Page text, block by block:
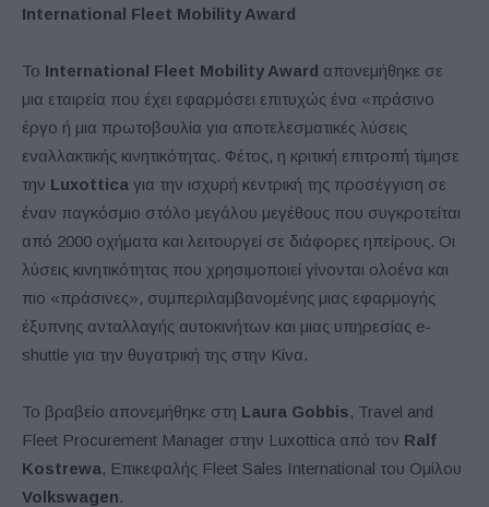
International Fleet Mobility Award
Το International Fleet Mobility Award απονεμήθηκε σε
μια εταιρεία που έχει εφαρμόσει επιτυχώς ένα «πράσινο
έργο ή μια πρωτοβουλία για αποτελεσματικές λύσεις
εναλλακτικής κινητικότητας. Φέτος, η κριτική επιτροπή τίμησε
την Luxottica για την ισχυρή κεντρική της προσέγγιση σε
έναν παγκόσμιο στόλο μεγάλου μεγέθους που συγκροτείται
από 2000 οχήματα και λειτουργεί σε διάφορες ηπείρους. Οι
λύσεις κινητικότητας που χρησιμοποιεί γίνονται ολοένα και
πιο «πράσινες», συμπεριλαμβανομένης μιας εφαρμογής
έξυπνης ανταλλαγής αυτοκινήτων και μιας υπηρεσίας e-
shuttle για την θυγατρική της στην Κίνα.
Το βραβείο απονεμήθηκε στη Laura Gobbis, Travel and
Fleet Procurement Manager στην Luxottica από τον Ralf
Kostrewa, Επικεφαλής Fleet Sales International του Ομίλου
Volkswagen.